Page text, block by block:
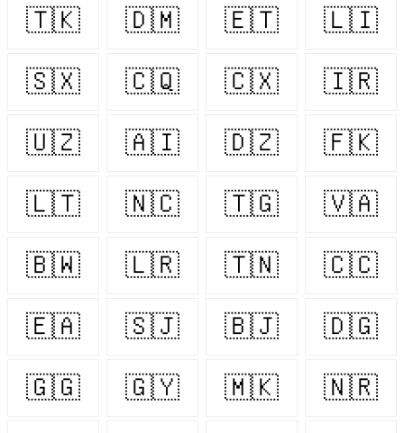
🇹🇰 🇩🇲 🇪🇹 🇱🇮
🇸🇽 🇨🇶 🇨🇽 🇮🇷
🇺🇿 🇦🇮 🇩🇿 🇫🇰
🇱🇹 🇳🇨 🇹🇬 🇻🇦
🇧🇼 🇱🇷 🇹🇳 🇨🇨
🇪🇦 🇸🇯 🇧🇯 🇩🇬
🇬🇬 🇬🇾 🇲🇰 🇳🇷